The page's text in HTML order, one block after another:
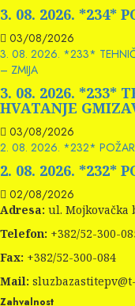
3. 08. 2026. *234*
03/08/2026
3. 08. 2026. *233*
– ZMIJA
3. 08. 2026. *233*
HVATANJE
03/08/2026
2. 08. 2026. *232* POŽAR
2. 08. 2026. *232*
02/08/2026
Adresa: ul. Mojkovačka
Telefon: +382/52-300-
Fax: +382/52-300-084
Mail:
Zahvalnost